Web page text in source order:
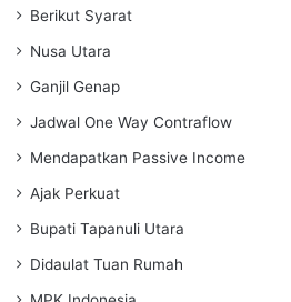
Berikut Syarat
Nusa Utara
Ganjil Genap
Jadwal One Way Contraflow
Mendapatkan Passive Income
Ajak Perkuat
Bupati Tapanuli Utara
Didaulat Tuan Rumah